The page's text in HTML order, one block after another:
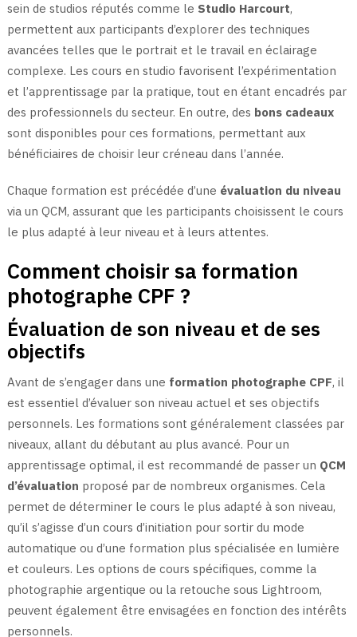
sein de studios réputés comme le Studio Harcourt,
permettent aux participants d’explorer des techniques
avancées telles que le portrait et le travail en éclairage
complexe. Les cours en studio favorisent l’expérimentation
et l’apprentissage par la pratique, tout en étant encadrés par
des professionnels du secteur. En outre, des bons cadeaux
sont disponibles pour ces formations, permettant aux
bénéficiaires de choisir leur créneau dans l’année.
Chaque formation est précédée d’une évaluation du niveau
via un QCM, assurant que les participants choisissent le cours
le plus adapté à leur niveau et à leurs attentes.
Comment choisir sa formation
photographe CPF ?
Évaluation de son niveau et de ses
objectifs
Avant de s’engager dans une formation photographe CPF, il
est essentiel d’évaluer son niveau actuel et ses objectifs
personnels. Les formations sont généralement classées par
niveaux, allant du débutant au plus avancé. Pour un
apprentissage optimal, il est recommandé de passer un QCM
d’évaluation proposé par de nombreux organismes. Cela
permet de déterminer le cours le plus adapté à son niveau,
qu’il s’agisse d’un cours d’initiation pour sortir du mode
automatique ou d’une formation plus spécialisée en lumière
et couleurs. Les options de cours spécifiques, comme la
photographie argentique ou la retouche sous Lightroom,
peuvent également être envisagées en fonction des intérêts
personnels.